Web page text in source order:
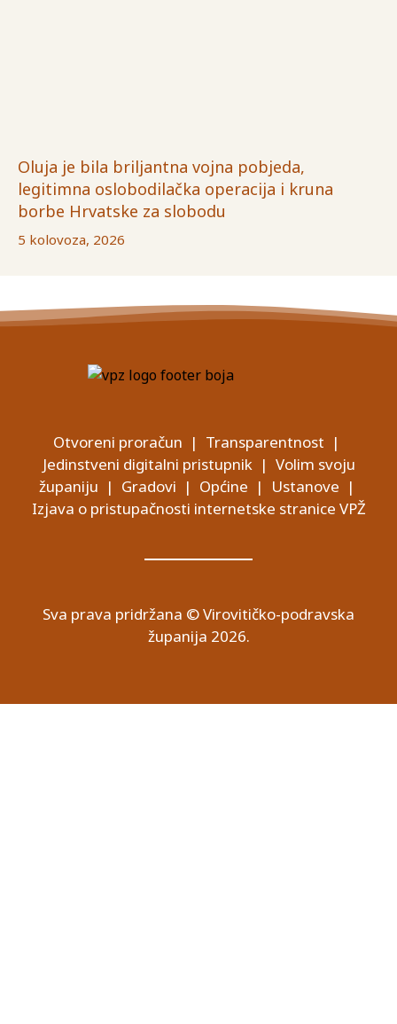
Oluja je bila briljantna vojna pobjeda,
legitimna oslobodilačka operacija i kruna
borbe Hrvatske za slobodu
5 kolovoza, 2026
Otvoreni proračun | Transparentnost |
Jedinstveni digitalni pristupnik| Volim svoju
županiju | Gradovi | Općine | Ustanove |
Izjava o pristupačnosti internetske stranice VPŽ
Sva prava pridržana © Virovitičko-podravska
županija 2026.